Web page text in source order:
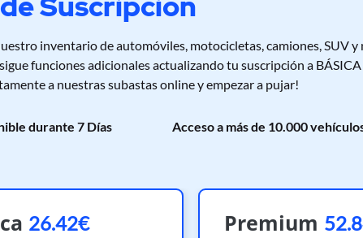
inventario de automóviles, motocicletas, camiones, SUV y
funciones adicionales actualizando tu suscripción a
a nuestras subastas online y empezar a pujar!
durante 7 Días Acceso a más de 10.000
26.42€ Premium